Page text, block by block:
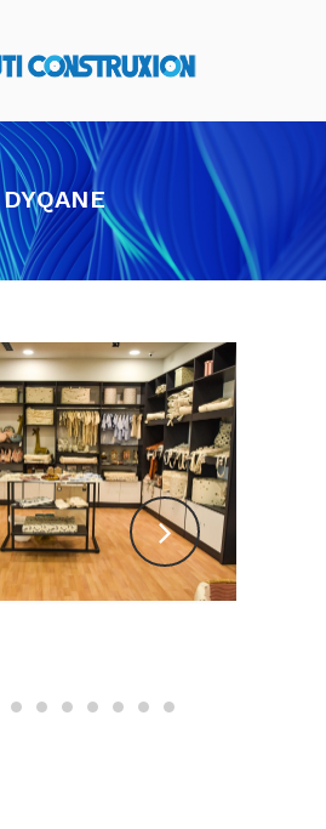
DYQANE